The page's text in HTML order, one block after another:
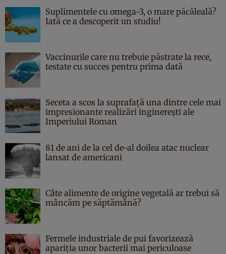
Suplimentele cu omega-3, o mare păcăleală?
Iată ce a descoperit un studiu!
Vaccinurile care nu trebuie păstrate la rece,
testate cu succes pentru prima dată
Seceta a scos la suprafață una dintre cele mai
impresionante realizări inginerești ale
Imperiului Roman
81 de ani de la cel de-al doilea atac nuclear
lansat de americani
Câte alimente de origine vegetală ar trebui să
mâncăm pe săptămână?
Fermele industriale de pui favorizează
apariția unor bacterii mai periculoase